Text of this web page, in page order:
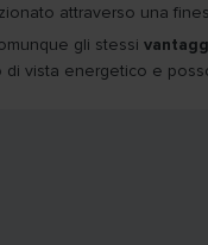
attraverso una
gli stessi
vista energetico e